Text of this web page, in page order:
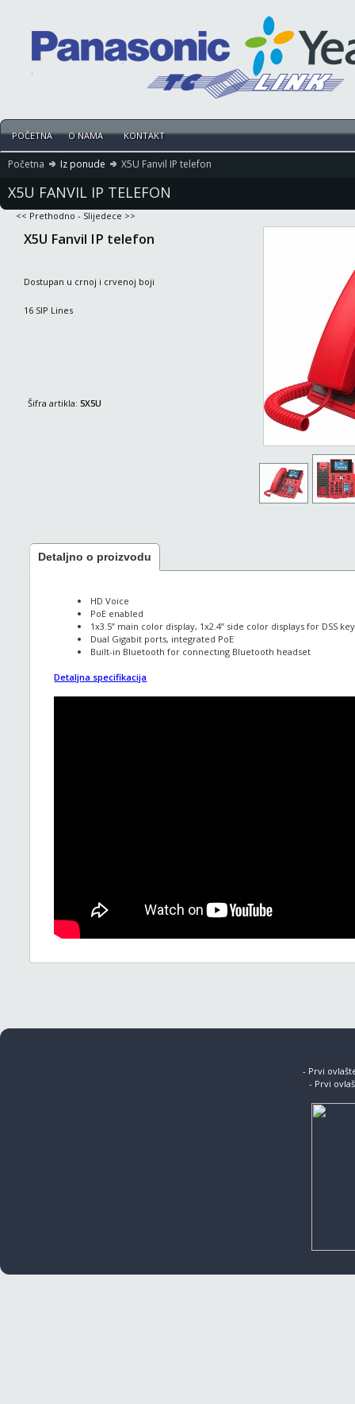
POČETNA O NAMA KONTAKT
Početna Iz ponude X5U Fanvil IP telefon
X5U FANVIL IP TELEFON
<< Prethodno - Slijedece >>
X5U Fanvil IP telefon
Dostupan u crnoj i crvenoj boji
16 SIP Lines
Šifra artikla: 5X5U
Detaljno o proizvodu
HD Voice
PoE enabled
1x3.5” main color display, 1x2.4” side color displays for DSS
Dual Gigabit ports, integrated PoE
Built-in Bluetooth for connecting Bluetooth headset
Detaljna specifikacija
- Prvi
- Prvi